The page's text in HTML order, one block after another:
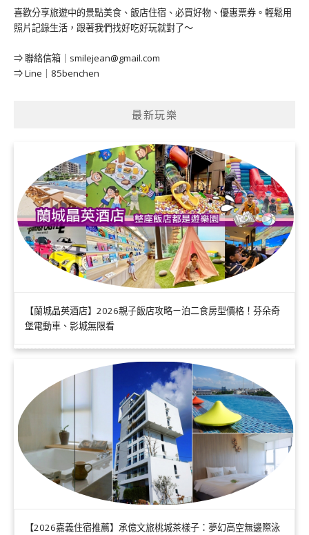
喜歡分享旅遊中的景點美食、飯店住宿、必買好物、優惠票券。輕鬆用
照片記錄生活，跟著我們找好吃好玩就對了～
⇒ 聯絡信箱｜ smilejean@gmail.com
⇒ Line｜85benchen
最新玩樂
【蘭城晶英酒店】2026親子飯店攻略ㄧ泊二食房型價格！芬朵奇
堡電動車、影城無限看
【2026嘉義住宿推薦】承億文旅桃城茶樣子：夢幻高空無邊際泳